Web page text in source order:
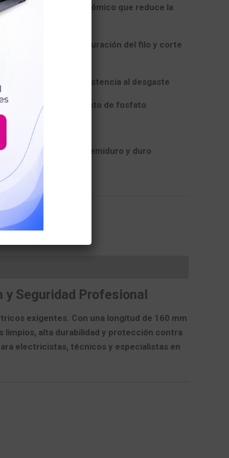
bimaterial ergonómico que reduce la
: mayor duración del filo y corte
: máxima resistencia al desgaste
con recubrimiento de fosfato
mm (6 pulgadas)
alambre blando, semiduro y duro
Manuales
y Seguridad Profesional
exigentes. Con una longitud de 160 mm
limpios, alta durabilidad y protección contra
electricistas, técnicos y especialistas en